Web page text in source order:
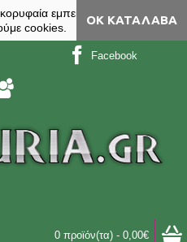
εμπειρία, στο site
cookies.
ΟΚ ΚΑΤΆΛΑΒΑ
Facebook
0 προϊόν(τα) - 0,00€